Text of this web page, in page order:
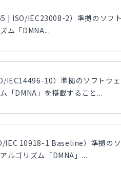
| ISO/IEC23008-2）準拠のソフ
ム「DMNA...
IEC14496-10）準拠のソフトウ
「DMNA」を搭載すること...
IEC 10918-1 Baseline）準拠の
ルゴリズム「DMNA」...